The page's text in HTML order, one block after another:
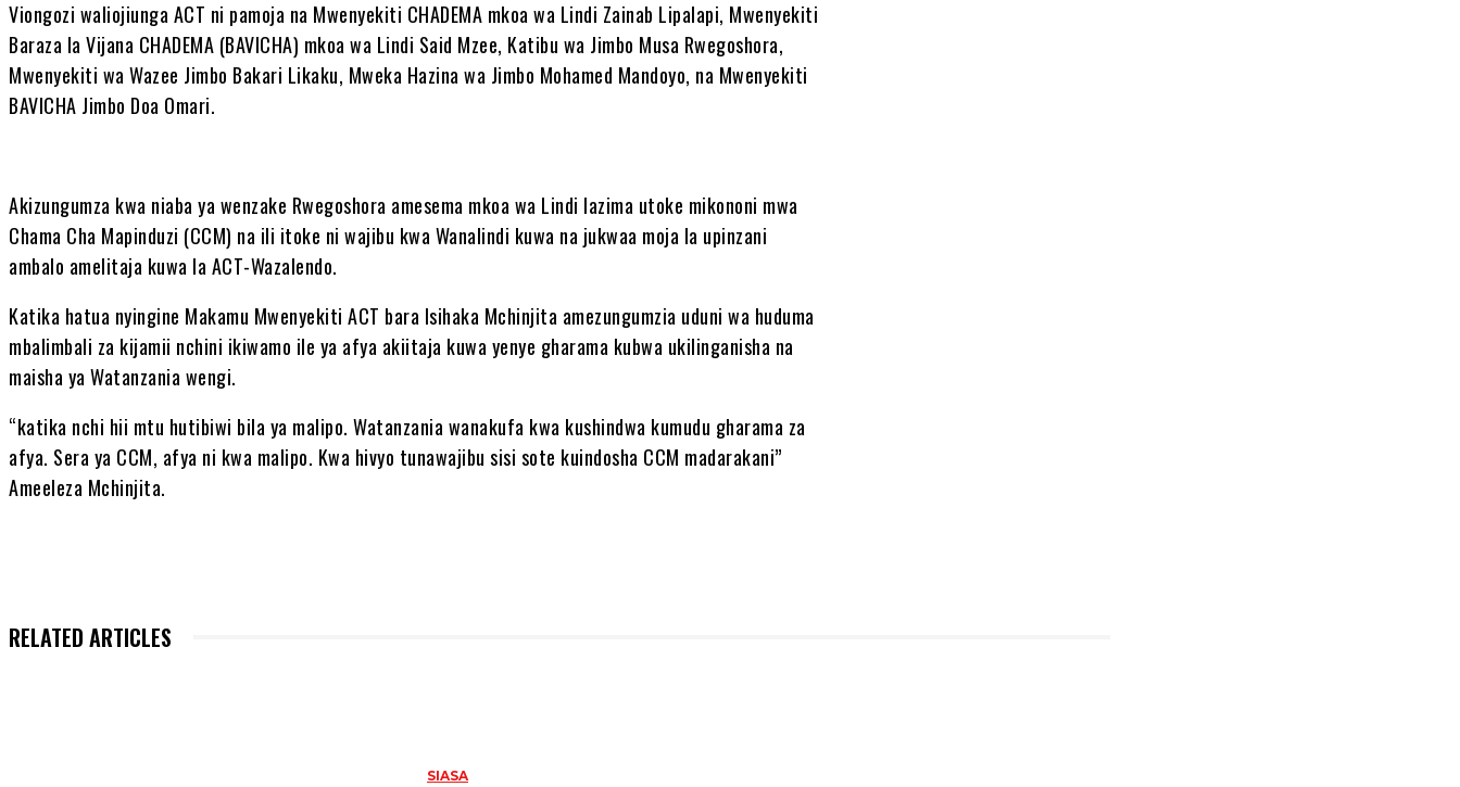
Viongozi waliojiunga ACT ni pamoja na Mwenyekiti CHADEMA mkoa wa Lindi Zainab Lipalapi, Mwenyekiti
Baraza la Vijana CHADEMA (BAVICHA) mkoa wa Lindi Said Mzee, Katibu wa Jimbo Musa Rwegoshora,
Mwenyekiti wa Wazee Jimbo Bakari Likaku, Mweka Hazina wa Jimbo Mohamed Mandoyo, na Mwenyekiti
BAVICHA Jimbo Doa Omari.
Akizungumza kwa niaba ya wenzake Rwegoshora amesema mkoa wa Lindi lazima utoke mikononi mwa
Chama Cha Mapinduzi (CCM) na ili itoke ni wajibu kwa Wanalindi kuwa na jukwaa moja la upinzani
ambalo amelitaja kuwa la ACT-Wazalendo.
Katika hatua nyingine Makamu Mwenyekiti ACT bara Isihaka Mchinjita amezungumzia uduni wa huduma
mbalimbali za kijamii nchini ikiwamo ile ya afya akiitaja kuwa yenye gharama kubwa ukilinganisha na
maisha ya Watanzania wengi.
“katika nchi hii mtu hutibiwi bila ya malipo. Watanzania wanakufa kwa kushindwa kumudu gharama za
afya. Sera ya CCM, afya ni kwa malipo. Kwa hivyo tunawajibu sisi sote kuindosha CCM madarakani”
Ameeleza Mchinjita.
RELATED ARTICLES
SIASA